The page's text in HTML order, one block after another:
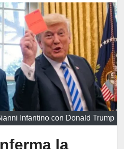
Infantino con Donald Trump
la